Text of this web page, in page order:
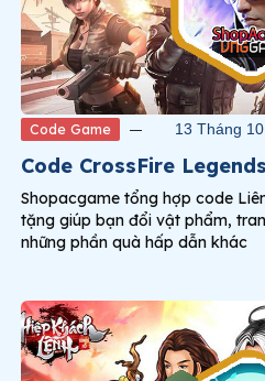
Code Game 13 Tháng
Code CrossFire Legends
Shopacgame tổng hợp code
tặng giúp bạn đổi vật phẩm,
những phần quà hấp dẫn khác